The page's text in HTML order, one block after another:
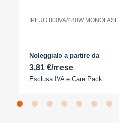
IPLUG 800VA/480W MONOFASE
Noleggialo a partire da
3,81 €/mese
Esclusa IVA e Care Pack